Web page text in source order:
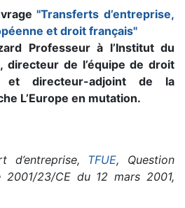
"Transferts d’entreprise,
et droit français"
Professeur à l’Institut du
directeur de l’équipe de droit
et directeur-adjoint de la
L’Europe en mutation.
d’entreprise, TFUE, Question
2001/23/CE du 12 mars 2001,